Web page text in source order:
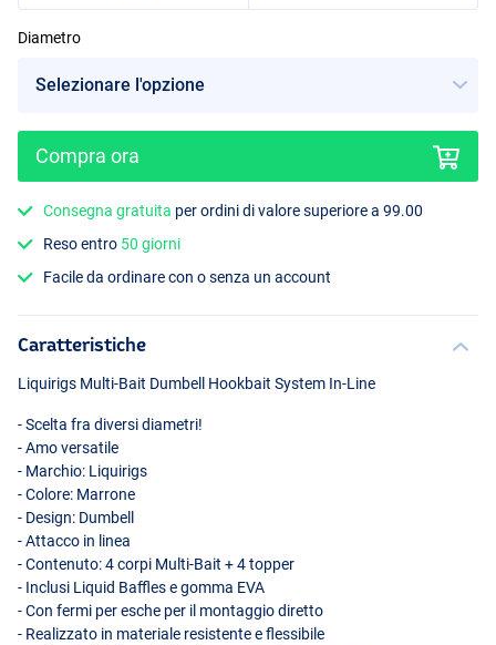
Diametro
Compra ora
Consegna gratuita per ordini di valore superiore a 99.00
Reso entro 50 giorni
Facile da ordinare con o senza un account
Caratteristiche
Liquirigs Multi-Bait Dumbell Hookbait System In-Line
- Scelta fra diversi diametri!
- Amo versatile
- Marchio: Liquirigs
- Colore: Marrone
- Design: Dumbell
- Attacco in linea
- Contenuto: 4 corpi Multi-Bait + 4 topper
- Inclusi Liquid Baffles e gomma EVA
- Con fermi per esche per il montaggio diretto
- Realizzato in materiale resistente e flessibile